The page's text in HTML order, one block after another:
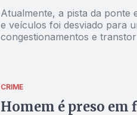
Atualmente, a pista da ponte
e veículos foi desviado para
congestionamentos e
CRIME
Homem é preso